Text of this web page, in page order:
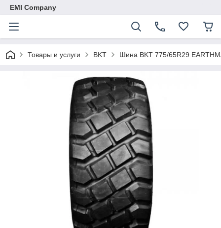
EMI Company
Товары и услуги BKT Шина BKT 775/65R29